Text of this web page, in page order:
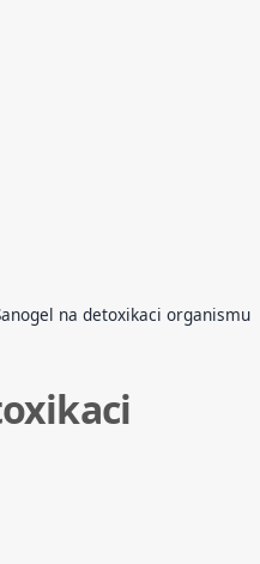
na detoxikaci organismu